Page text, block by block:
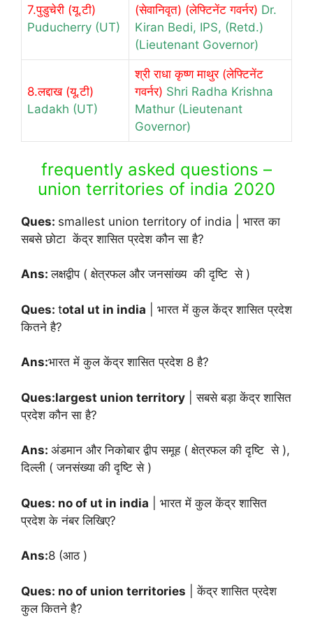
7.पुडुचेरी (यू.टी)
Puducherry (UT)
(सेवानिवृत) (लेफ्टिनेंट गवर्नर) Dr.
Kiran Bedi, IPS, (Retd.)
(Lieutenant Governor)
8.लद्दाख (यू.टी)
Ladakh (UT)
श्री राधा कृष्ण माथुर (लेफ्टिनेंट
गवर्नर) Shri Radha Krishna
Mathur (Lieutenant
Governor)
frequently asked questions –
union territories of india 2020
Ques: smallest union territory of india | भारत का
सबसे छोटाकेंद्र शासित प्रदेश कौन सा है?
Ans:लक्षद्वीप ( क्षेत्रफल और जनसांख्य की दृष्टि से )
Ques: total ut in india | भारत में कुलकेंद्र शासित प्रदेश
कितने है?
Ans:भारत में कुलकेंद्र शासित प्रदेश 8 है?
Ques:largest union territory | सबसे बड़ाकेंद्र शासित
प्रदेश कौन सा है?
Ans: अंडमान और निकोबार द्वीप समूह ( क्षेत्रफल की दृष्टि से ),
दिल्ली ( जनसंख्या की दृष्टि से )
Ques: no of ut in india | भारत में कुलकेंद्र शासित
प्रदेश के नंबर लिखिए?
Ans:8 (आठ )
Ques: no of union territories |केंद्र शासित प्रदेश
कुल कितने है?